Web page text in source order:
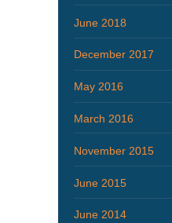
June 2018
December 2017
May 2016
March 2016
November 2015
June 2015
June 2014